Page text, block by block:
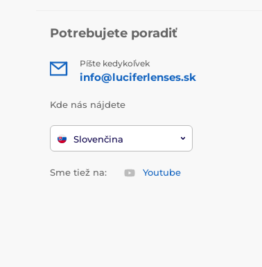
Potrebujete poradiť
Píšte kedykoľvek
info@luciferlenses.sk
Kde nás nájdete
Slovenčina
Sme tiež na: Youtube